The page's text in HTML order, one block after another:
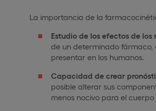
La importancia de la
Estudio de los efectos de
de un determinado fármaco,
presentar en los humanos.
Capacidad de crear
posible alterar sus
menos nocivo para el cuerpo